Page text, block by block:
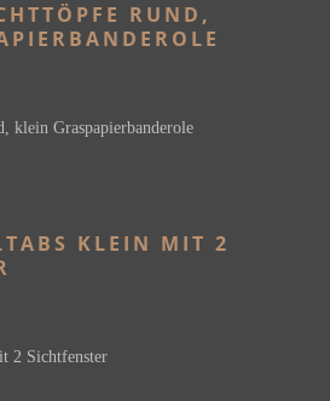
RUND,
klein Graspapierbanderole
KLEIN MIT 2
2 Sichtfenster